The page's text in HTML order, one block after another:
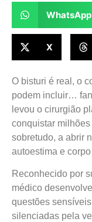
WhatsApp
X
O bisturi é real, o
podem incluir…
levou o cirurgião
conquistar
sobretudo, a abrir
autoestima e
Reconhecido por
médico
questões
silenciadas pela